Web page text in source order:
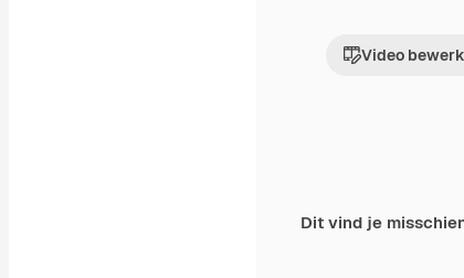
Video
Dit vind je